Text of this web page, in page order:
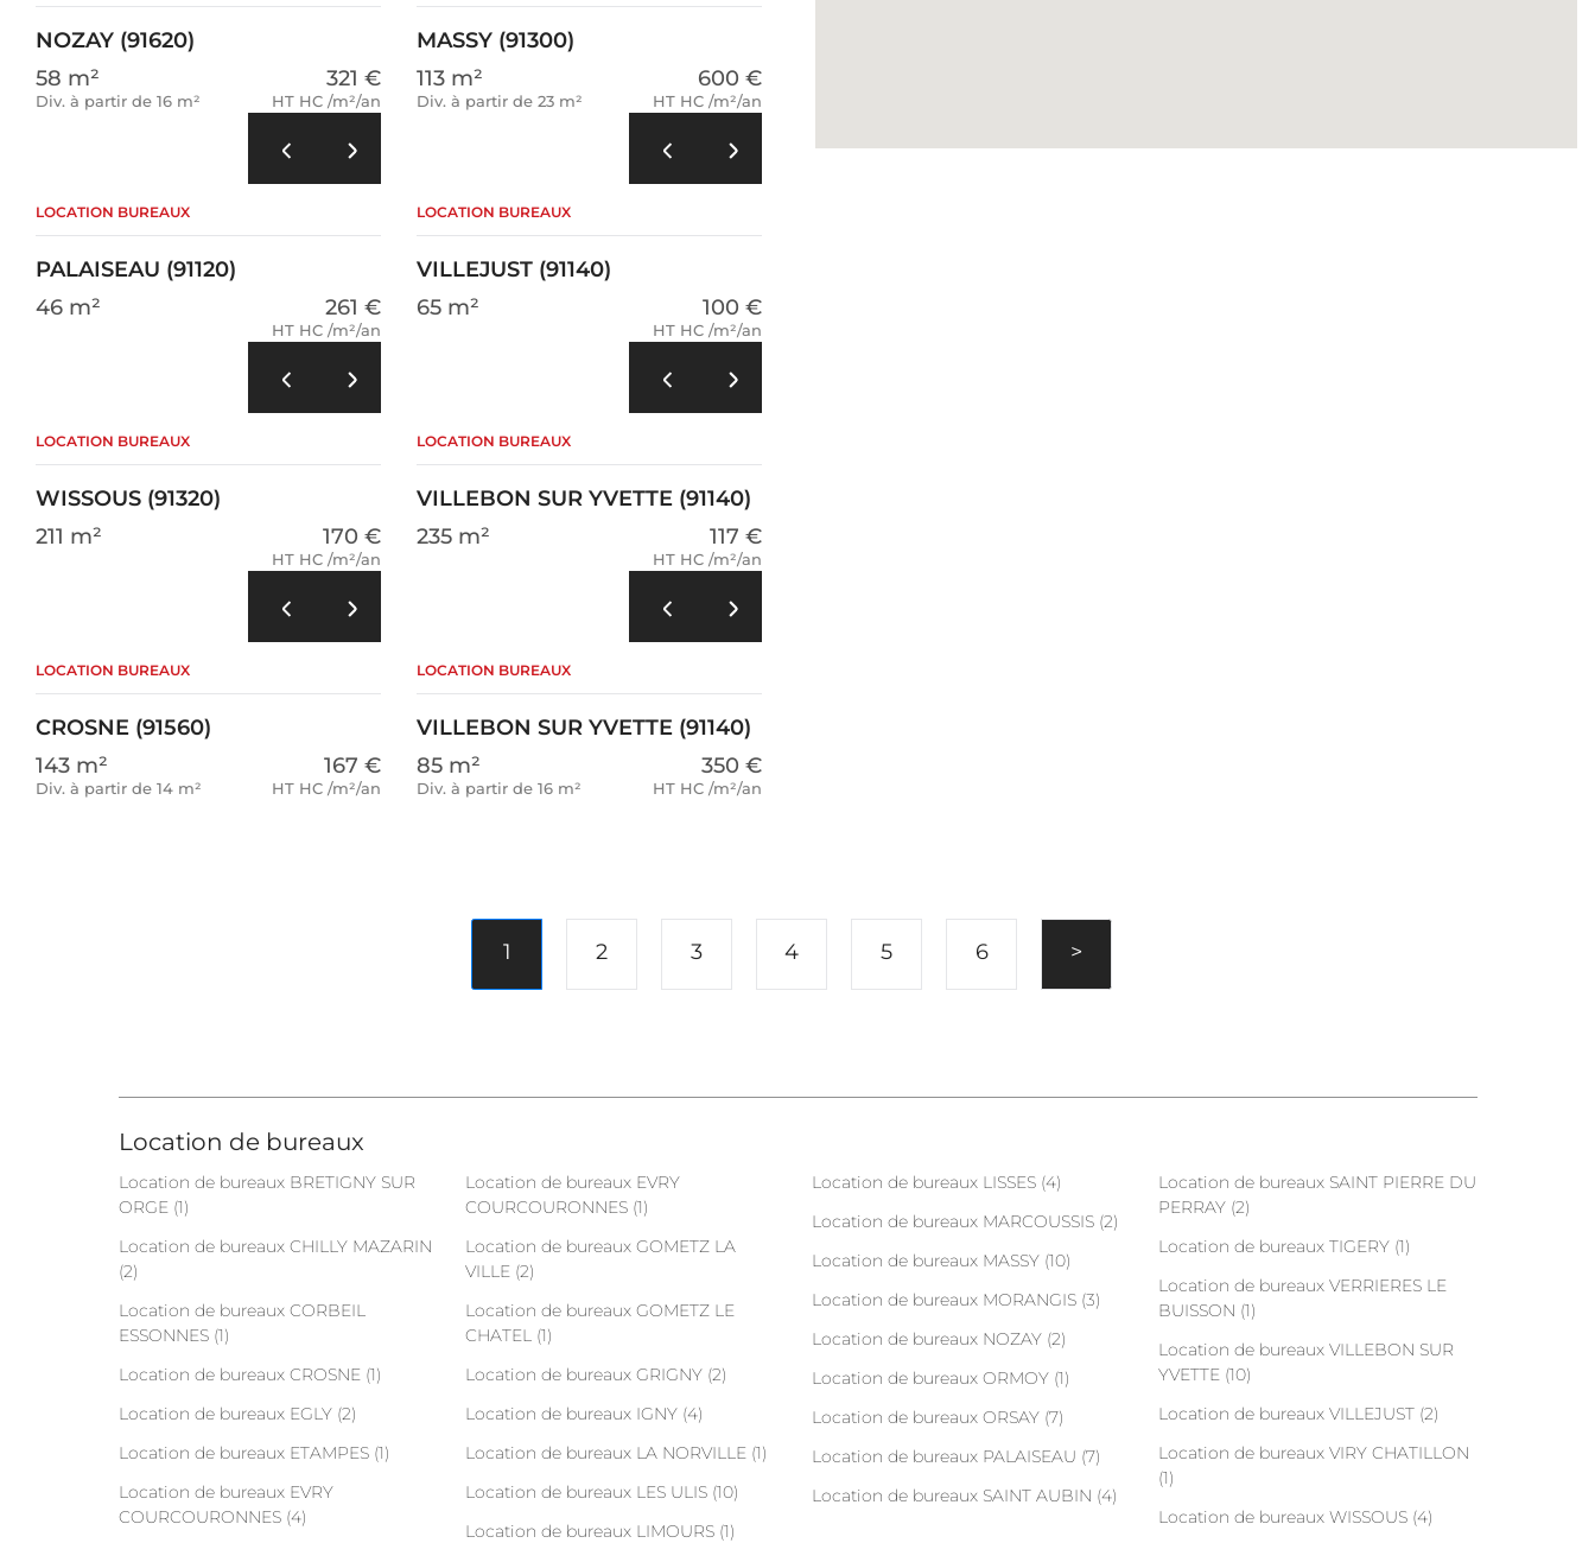
NOZAY (91620)
58 m²
Div. à partir de 16 m²
321 €
HT HC /m²/an
MASSY (91300)
113 m²
Div. à partir de 23 m²
600 €
HT HC /m²/an
LOCATION BUREAUX
PALAISEAU (91120)
46 m²
261 €
HT HC /m²/an
LOCATION BUREAUX
VILLEJUST (91140)
65 m²
100 €
HT HC /m²/an
LOCATION BUREAUX
WISSOUS (91320)
211 m²
170 €
HT HC /m²/an
LOCATION BUREAUX
VILLEBON SUR YVETTE (91140)
235 m²
117 €
HT HC /m²/an
LOCATION BUREAUX
CROSNE (91560)
143 m²
Div. à partir de 14 m²
167 €
HT HC /m²/an
LOCATION BUREAUX
VILLEBON SUR YVETTE (91140)
85 m²
Div. à partir de 16 m²
350 €
HT HC /m²/an
1 2 3 4 5 6 >
Location de bureaux
Location de bureaux BRETIGNY SUR
ORGE (1)
Location de bureaux CHILLY MAZARIN
(2)
Location de bureaux CORBEIL
ESSONNES (1)
Location de bureaux CROSNE (1)
Location de bureaux EGLY (2)
Location de bureaux ETAMPES (1)
Location de bureaux EVRY
COURCOURONNES (4)
Location de bureaux EVRY
COURCOURONNES (1)
Location de bureaux GOMETZ LA
VILLE (2)
Location de bureaux GOMETZ LE
CHATEL (1)
Location de bureaux GRIGNY (2)
Location de bureaux IGNY (4)
Location de bureaux LA NORVILLE (1)
Location de bureaux LES ULIS (10)
Location de bureaux LIMOURS (1)
Location de bureaux LISSES (4)
Location de bureaux MARCOUSSIS (2)
Location de bureaux MASSY (10)
Location de bureaux MORANGIS (3)
Location de bureaux NOZAY (2)
Location de bureaux ORMOY (1)
Location de bureaux ORSAY (7)
Location de bureaux PALAISEAU (7)
Location de bureaux SAINT AUBIN (4)
Location de bureaux SAINT PIERRE DU
PERRAY (2)
Location de bureaux TIGERY (1)
Location de bureaux VERRIERES LE
BUISSON (1)
Location de bureaux VILLEBON SUR
YVETTE (10)
Location de bureaux VILLEJUST (2)
Location de bureaux VIRY CHATILLON
(1)
Location de bureaux WISSOUS (4)